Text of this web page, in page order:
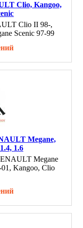
Clio, Kangoo,
Clio II 98-,
Scenic 97-99
Megane,
1.6
Megane
01, Kangoo, Clio